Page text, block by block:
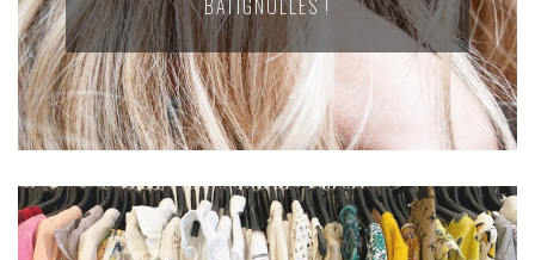
BATIGNOLLES !